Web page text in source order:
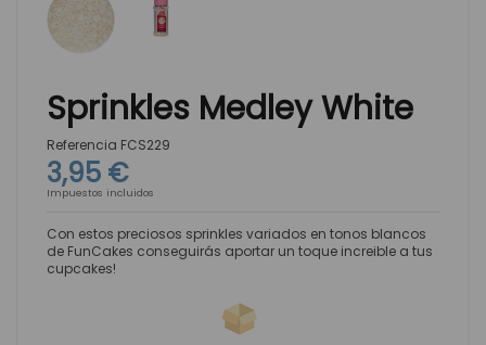
Sprinkles Medley White
Referencia FCS229
3,95 €
Impuestos incluidos
Con estos preciosos sprinkles variados en tonos blancos
de FunCakes conseguirás aportar un toque increible a tus
cupcakes!